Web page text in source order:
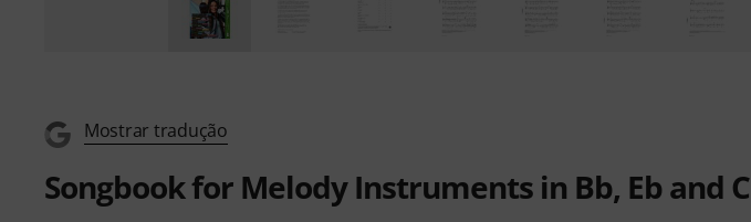
Mostrar tradução
Songbook for Melody Instruments in Bb, Eb and C